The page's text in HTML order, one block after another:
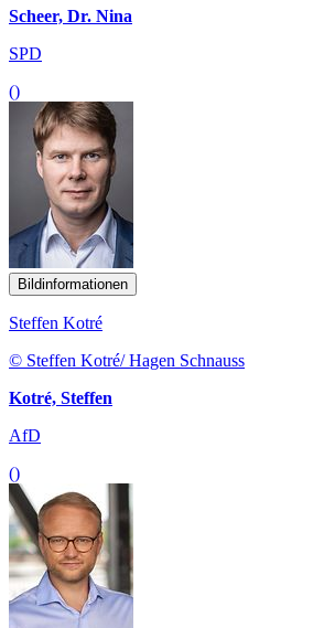
Scheer, Dr. Nina
SPD
()
Bildinformationen
Steffen Kotré
© Steffen Kotré/ Hagen Schnauss
Kotré, Steffen
AfD
()